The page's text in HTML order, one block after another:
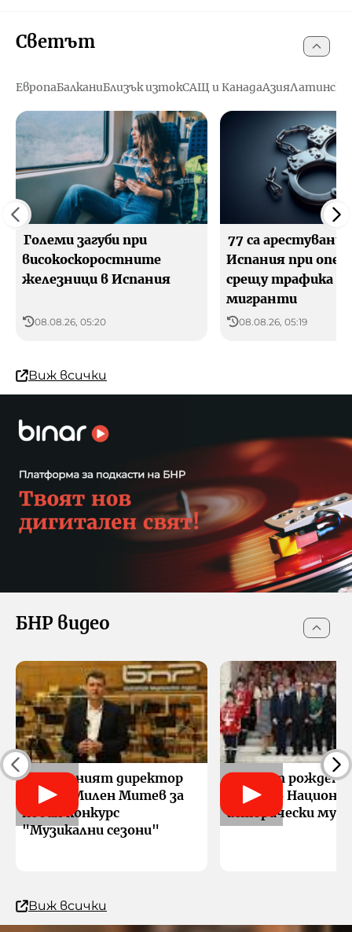
Светът
ЕвропаБалканиБлизък изтокСАЩ и КанадаАзияЛатинска
Големи загуби при
високоскоростните
железници в Испания
08.08.26, 05:20
77 са арестувани
Испания при
срещу трафика на
мигранти
08.08.26, 05:19
Виж всички
БНР видео
Генералният директор
на БНР Милен Митев за
новия конкурс
"Музикални сезони"
189 г. от
Левски в
исторически
Виж всички